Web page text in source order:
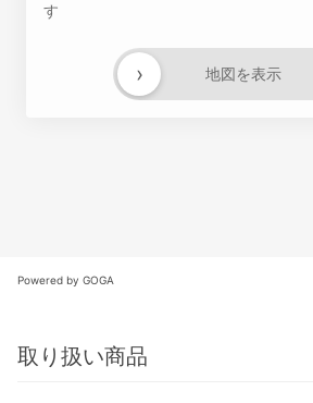
す
地図を表示
›
Powered by GOGA
取り扱い商品